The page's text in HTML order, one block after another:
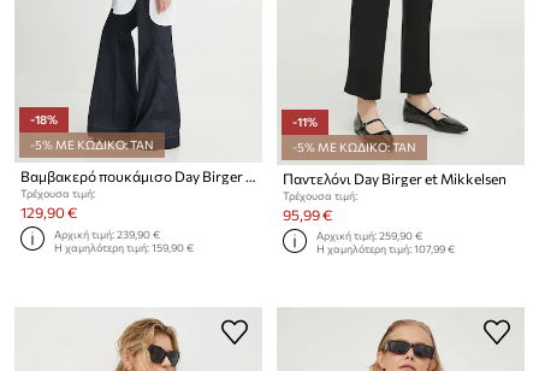
-18%
-5% ΜΕ ΚΩΔΙΚΟ: TAN
Βαμβακερό πουκάμισο Day Birger et Mikkelsen Blaze
Τρέχουσα τιμή:
129,90 €
Αρχική τιμή:239,90 €
Η χαμηλότερη τιμή:159,90 €
-11%
-5% ΜΕ ΚΩΔΙΚΟ: TAN
Παντελόνι Day Birger et Mikkelsen
Τρέχουσα τιμή:
95,99 €
Αρχική τιμή:259,90 €
Η χαμηλότερη τιμή:107,99 €